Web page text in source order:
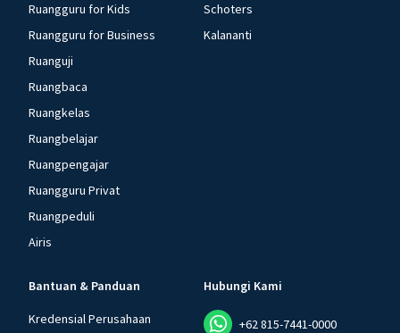
Ruangguru for Kids
Ruangguru for Business
Ruanguji
Ruangbaca
Ruangkelas
Ruangbelajar
Ruangpengajar
Ruangguru Privat
Ruangpeduli
Airis
Schoters
Kalananti
Bantuan & Panduan
Kredensial Perusahaan
Hubungi Kami
+62 815-7441-0000